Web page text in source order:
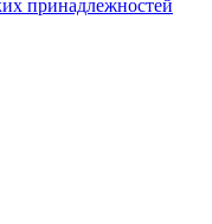
принадлежностей